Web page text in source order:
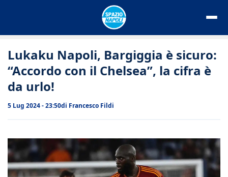
Lukaku Napoli, Bargiggia è sicuro:
“Accordo con il Chelsea”, la cifra è
da urlo!
5 Lug 2024 - 23:50di Francesco Fildi